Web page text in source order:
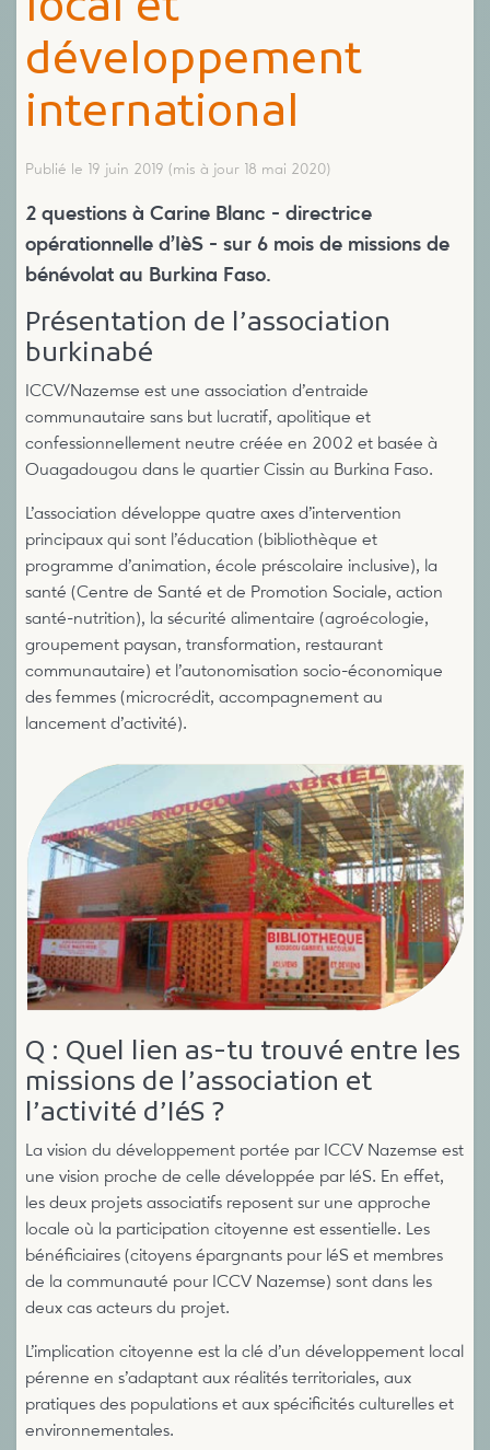
développement
international
Publié le 19 juin 2019 (mis à jour 18 mai 2020)
2 questions à Carine Blanc - directrice
opérationnelle d’IèS - sur 6 mois de missions de
bénévolat au Burkina Faso.
Présentation de l’association
burkinabé
ICCV/Nazemse est une association d’entraide
communautaire sans but lucratif, apolitique et
confessionnellement neutre créée en 2002 et basée à
Ouagadougou dans le quartier Cissin au Burkina Faso.
L’association développe quatre axes d’intervention
principaux qui sont l’éducation (bibliothèque et
programme d’animation, école préscolaire inclusive), la
santé (Centre de Santé et de Promotion Sociale, action
santé-nutrition), la sécurité alimentaire (agroécologie,
groupement paysan, transformation, restaurant
communautaire) et l’autonomisation socio-économique
des femmes (microcrédit, accompagnement au
lancement d’activité).
Q : Quel lien as-tu trouvé entre les
missions de l’association et
l’activité d’IéS ?
La vision du développement portée par ICCV Nazemse est
une vision proche de celle développée par léS. En effet,
les deux projets associatifs reposent sur une approche
locale où la participation citoyenne est essentielle. Les
bénéficiaires (citoyens épargnants pour léS et membres
de la communauté pour ICCV Nazemse) sont dans les
deux cas acteurs du projet.
L’implication citoyenne est la clé d’un développement local
pérenne en s’adaptant aux réalités territoriales, aux
pratiques des populations et aux spécificités culturelles et
environnementales.